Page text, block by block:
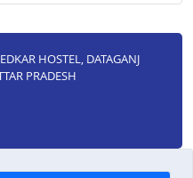
HOSTEL, DATAGANJ
PRADESH